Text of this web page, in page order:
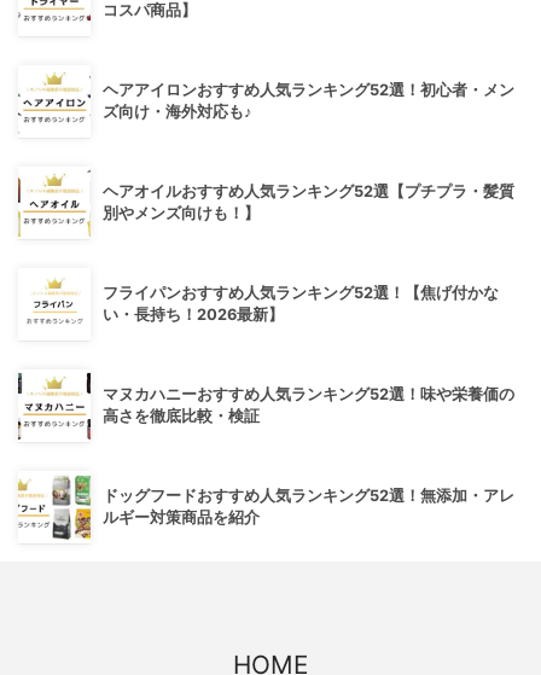
コスパ商品】
ヘアアイロンおすすめ人気ランキング52選！初心者・メン
ズ向け・海外対応も♪
ヘアオイルおすすめ人気ランキング52選【プチプラ・髪質
別やメンズ向けも！】
フライパンおすすめ人気ランキング52選！【焦げ付かな
い・長持ち！2026最新】
マヌカハニーおすすめ人気ランキング52選！味や栄養価の
高さを徹底比較・検証
ドッグフードおすすめ人気ランキング52選！無添加・アレ
ルギー対策商品を紹介
HOME